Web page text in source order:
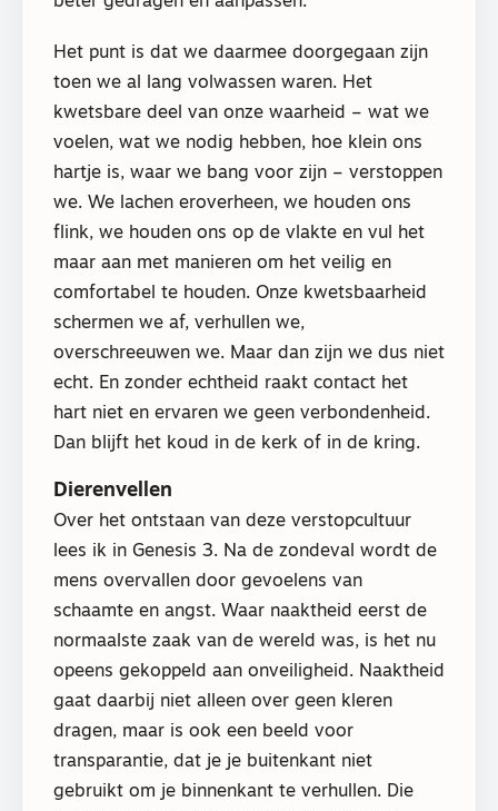
Het punt is dat we daarmee doorgegaan zijn
toen we al lang volwassen waren. Het
kwetsbare deel van onze waarheid – wat we
voelen, wat we nodig hebben, hoe klein ons
hartje is, waar we bang voor zijn – verstoppen
we. We lachen eroverheen, we houden ons
flink, we houden ons op de vlakte en vul het
maar aan met manieren om het veilig en
comfortabel te houden. Onze kwetsbaarheid
schermen we af, verhullen we,
overschreeuwen we. Maar dan zijn we dus niet
echt. En zonder echtheid raakt contact het
hart niet en ervaren we geen verbondenheid.
Dan blijft het koud in de kerk of in de kring.
Dierenvellen
Over het ontstaan van deze verstopcultuur
lees ik in Genesis 3. Na de zondeval wordt de
mens overvallen door gevoelens van
schaamte en angst. Waar naaktheid eerst de
normaalste zaak van de wereld was, is het nu
opeens gekoppeld aan onveiligheid. Naaktheid
gaat daarbij niet alleen over geen kleren
dragen, maar is ook een beeld voor
transparantie, dat je je buitenkant niet
gebruikt om je binnenkant te verhullen. Die